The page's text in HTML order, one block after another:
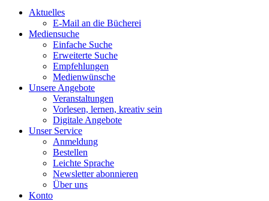
Aktuelles
E-Mail an die Bücherei
Mediensuche
Einfache Suche
Erweiterte Suche
Empfehlungen
Medienwünsche
Unsere Angebote
Veranstaltungen
Vorlesen, lernen, kreativ sein
Digitale Angebote
Unser Service
Anmeldung
Bestellen
Leichte Sprache
Newsletter abonnieren
Über uns
Konto